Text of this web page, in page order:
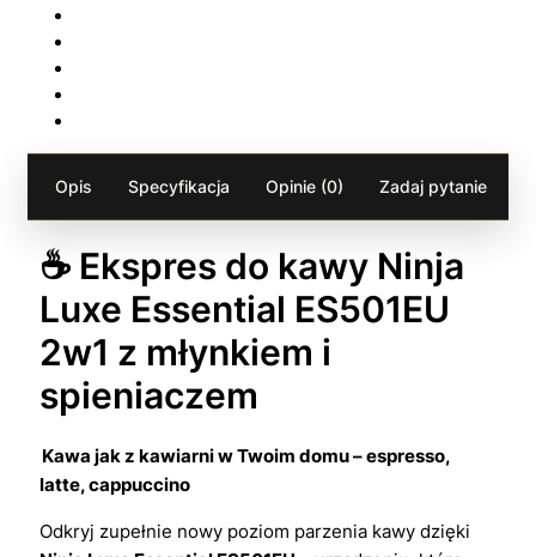
Opis Specyfikacja Opinie (0) Zadaj pytanie
☕ Ekspres do kawy Ninja
Luxe Essential ES501EU
2w1 z młynkiem i
spieniaczem
Kawa jak z kawiarni w Twoim domu – espresso,
latte, cappuccino
Odkryj zupełnie nowy poziom parzenia kawy dzięki